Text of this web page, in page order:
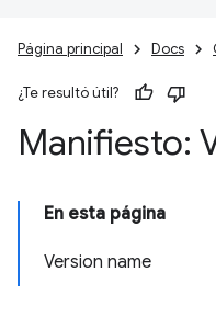
Página principal Docs
¿Te resultó útil?
Manifiesto:
En esta página
Version name